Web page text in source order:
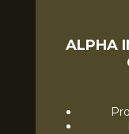
ALPHA